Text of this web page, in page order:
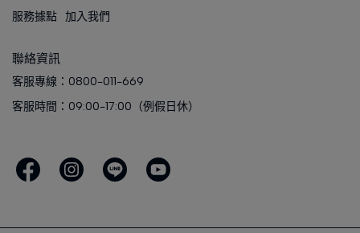
服務據點 加入我們
聯絡資訊
客服專線：0800-011-669
客服時間：09:00-17:00（例假日休）